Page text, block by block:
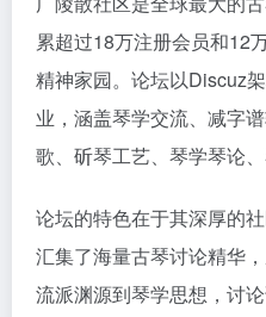
累超过18万注册会员和12
精神家园。论坛以Discuz
业，涵盖琴学交流、减字
歌、斫琴工艺、琴学琴论
论坛的特色在于其深厚的
汇集了海量古琴讨论精华
流派渊源到琴学思想，讨